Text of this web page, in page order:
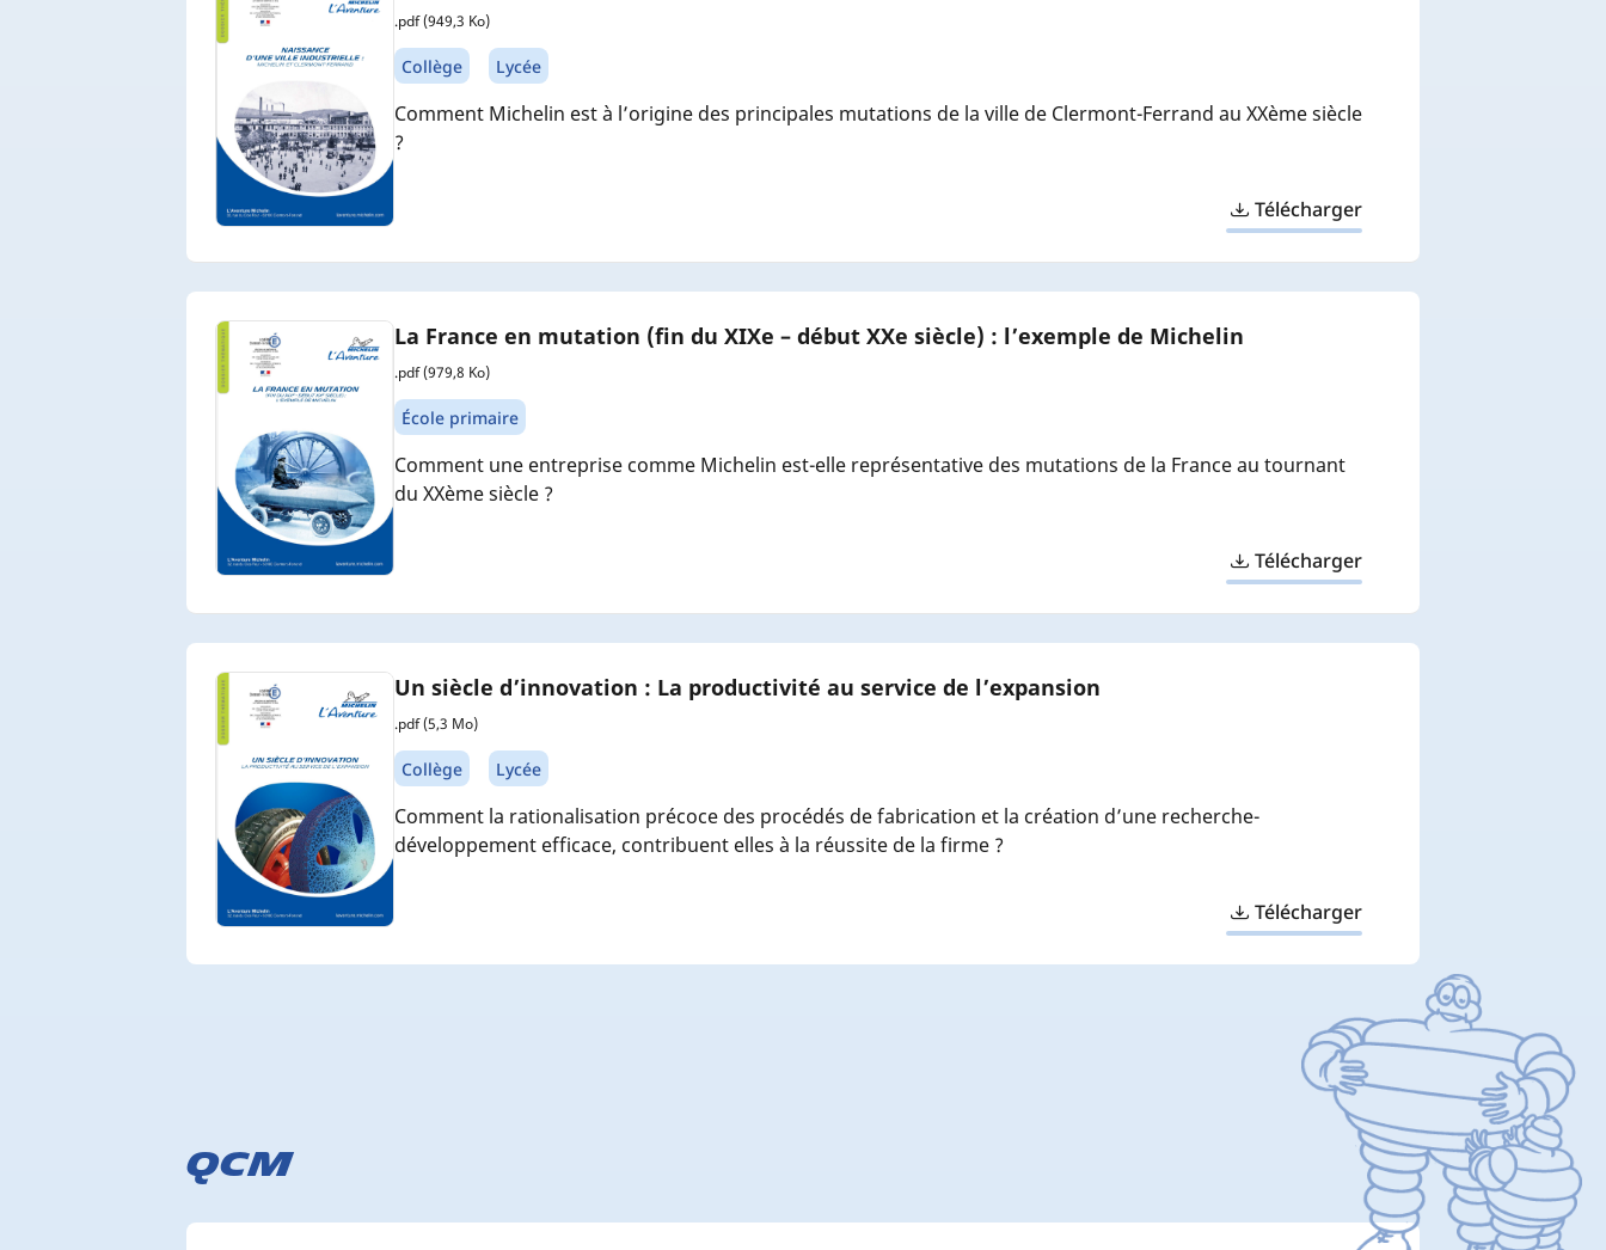
.pdf (949,3 Ko)
Collège Lycée
Comment Michelin est à l’origine des principales mutations de la ville de Clermont-Ferrand au XXème siècle
?
Télécharger
La France en mutation (fin du XIXe – début XXe siècle) : l’exemple de Michelin
.pdf (979,8 Ko)
École primaire
Comment une entreprise comme Michelin est-elle représentative des mutations de la France au tournant
du XXème siècle ?
Télécharger
Un siècle d’innovation : La productivité au service de l’expansion
.pdf (5,3 Mo)
Collège Lycée
Comment la rationalisation précoce des procédés de fabrication et la création d’une recherche-
développement efficace, contribuent elles à la réussite de la firme ?
Télécharger
QCM